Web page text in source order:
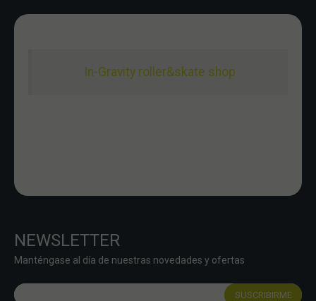
In-Gravity roller&skate shop
NEWSLETTER
Manténgase al día de nuestras novedades y ofertas